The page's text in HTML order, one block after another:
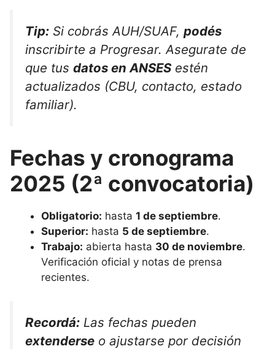
Tip: Si cobrás AUH/SUAF, podés
inscribirte a Progresar. Asegurate de
que tus datos en ANSES estén
actualizados (CBU, contacto, estado
familiar).
Fechas y cronograma
2025 (2ª convocatoria)
Obligatorio: hasta 1 de septiembre.
Superior: hasta 5 de septiembre.
Trabajo: abierta hasta 30 de noviembre.
Verificación oficial y notas de prensa
recientes.
Recordá: Las fechas pueden
extenderse o ajustarse por decisión